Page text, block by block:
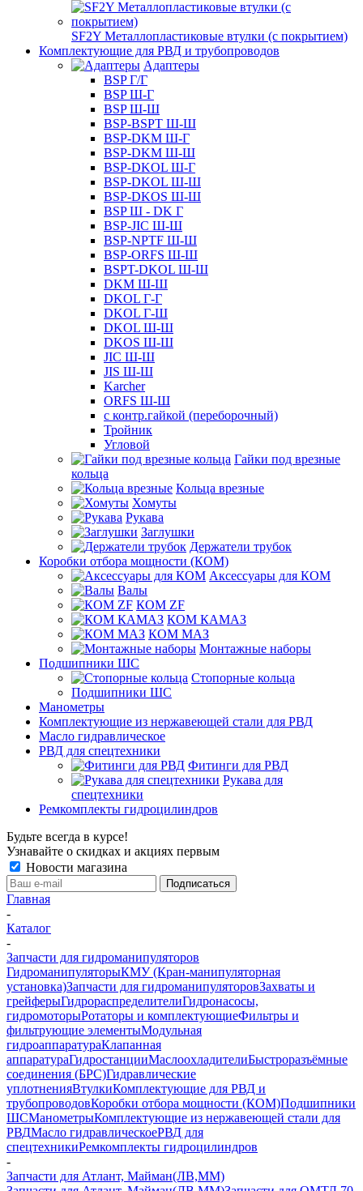
SF2Y Металлопластиковые втулки (с покрытием)
Комплектующие для РВД и трубопроводов
Адаптеры
BSP Г/Г
BSP Ш-Г
BSP Ш-Ш
BSP-BSPT Ш-Ш
BSP-DKM Ш-Г
BSP-DKM Ш-Ш
BSP-DKOL Ш-Г
BSP-DKOL Ш-Ш
BSP-DKOS Ш-Ш
BSP Ш - DK Г
BSP-JIC Ш-Ш
BSP-NPTF Ш-Ш
BSP-ORFS Ш-Ш
BSPT-DKOL Ш-Ш
DKM Ш-Ш
DKOL Г-Г
DKOL Г-Ш
DKOL Ш-Ш
DKOS Ш-Ш
JIC Ш-Ш
JIS Ш-Ш
Karcher
ORFS Ш-Ш
с контр.гайкой (переборочный)
Тройник
Угловой
Гайки под врезные
кольца
Кольца врезные
Хомуты
Рукава
Заглушки
Держатели трубок
Коробки отбора мощности (КОМ)
Аксессуары для КОМ
Валы
КОМ ZF
КОМ КАМАЗ
КОМ МАЗ
Монтажные наборы
Подшипники ШС
Стопорные кольца
Подшипники ШС
Манометры
Комплектующие из нержавеющей стали для РВД
Масло гидравлическое
РВД для спецтехники
Фитинги для РВД
Рукава для
спецтехники
Ремкомплекты гидроцилиндров
Будьте всегда в курсе!
Узнавайте о скидках и акциях первым
Новости магазина
Главная
-
Каталог
-
Запчасти для гидроманипуляторов
ГидроманипуляторыКМУ (Кран-манипуляторная
установка)Запчасти для гидроманипуляторовЗахваты и
грейферыГидрораспределителиГидронасосы,
гидромоторыРотаторы и комплектующиеФильтры и
фильтрующие элементыМодульная
гидроаппаратураКлапанная
аппаратураГидростанцииМаслоохладителиБыстроразъёмные
соединения (БРС)Гидравлические
уплотненияВтулкиКомплектующие для РВД и
трубопроводовКоробки отбора мощности (КОМ)Подшипники
ШСМанометрыКомплектующие из нержавеющей стали для
РВДМасло гидравлическоеРВД для
спецтехникиРемкомплекты гидроцилиндров
-
Запчасти для Атлант, Майман(ЛВ,ММ)